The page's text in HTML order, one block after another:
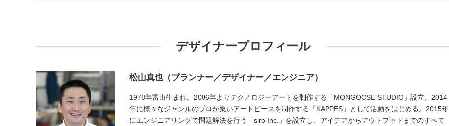
デザイナープロフィール
松山真也（プランナー／デザイナー／エンジニア）
1978年富山生まれ。2006年よりテクノロジーアートを制作する「MONGOOSE STUDIO」設立。2014
年に様々なジャンルのプロが集いアートピースを制作する「KAPPES」として活動をはじめる。2015年
にエンジニアリングで問題解決を行う「siro Inc.」を設立し、アイデアからアウトプットまでのすべて